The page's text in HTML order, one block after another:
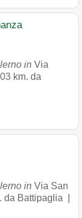
in Via
km. da
in Via San
da Battipaglia |